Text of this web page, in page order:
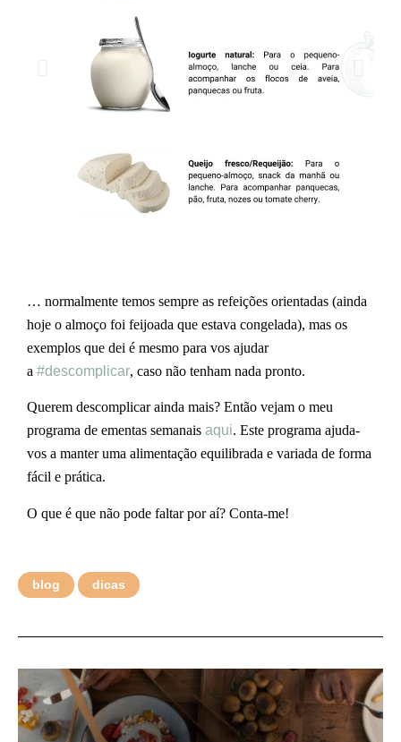
… normalmente temos sempre as refeições orientadas (ainda
hoje o almoço foi feijoada que estava congelada), mas os
exemplos que dei é mesmo para vos ajudar
a #descomplicar, caso não tenham nada pronto.
Querem descomplicar ainda mais? Então vejam o meu
programa de ementas semanais aqui. Este programa ajuda-
vos a manter uma alimentação equilibrada e variada de forma
fácil e prática.
O que é que não pode faltar por aí? Conta-me!
blog dicas